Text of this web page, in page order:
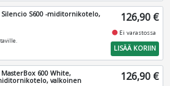
Silencio S600 -miditornikotelo,
126,90 €
fiber_manual_record Ei varastossa
LISÄÄ KORIIN
MasterBox 600 White,
valkoinen
126,90 €